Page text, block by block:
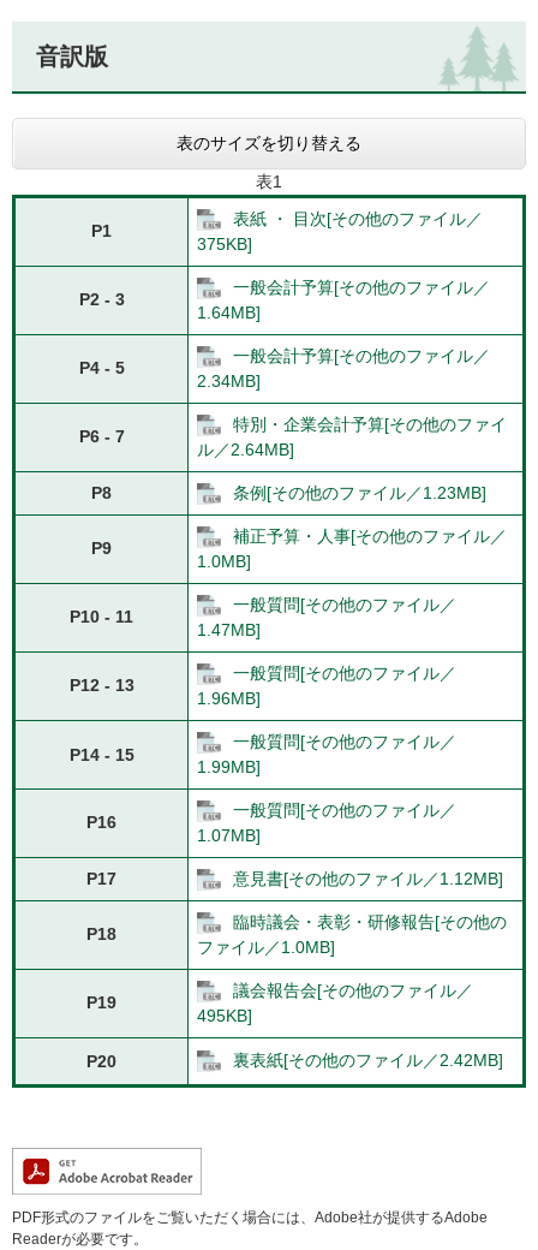
音訳版
表のサイズを切り替える
表1
P1
表紙 ・ 目次[その他のファイル／
375KB]
P2 - 3
一般会計予算[その他のファイル／
1.64MB]
P4 - 5
一般会計予算[その他のファイル／
2.34MB]
P6 - 7
特別・企業会計予算[その他のファイ
ル／2.64MB]
P8 条例[その他のファイル／1.23MB]
P9
補正予算・人事[その他のファイル／
1.0MB]
P10 - 11
一般質問[その他のファイル／
1.47MB]
P12 - 13
一般質問[その他のファイル／
1.96MB]
P14 - 15
一般質問[その他のファイル／
1.99MB]
P16
一般質問[その他のファイル／
1.07MB]
P17 意見書[その他のファイル／1.12MB]
P18
臨時議会・表彰・研修報告[その他の
ファイル／1.0MB]
P19
議会報告会[その他のファイル／
495KB]
P20 裏表紙[その他のファイル／2.42MB]
PDF形式のファイルをご覧いただく場合には、Adobe社が提供するAdobe
Readerが必要です。